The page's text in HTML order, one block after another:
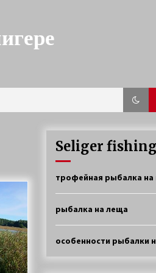
4 года ago
Прибрежная
6 лет ago
Seliger
трофейная рыбалка на
рыбалка на леща
особенности рыбалки